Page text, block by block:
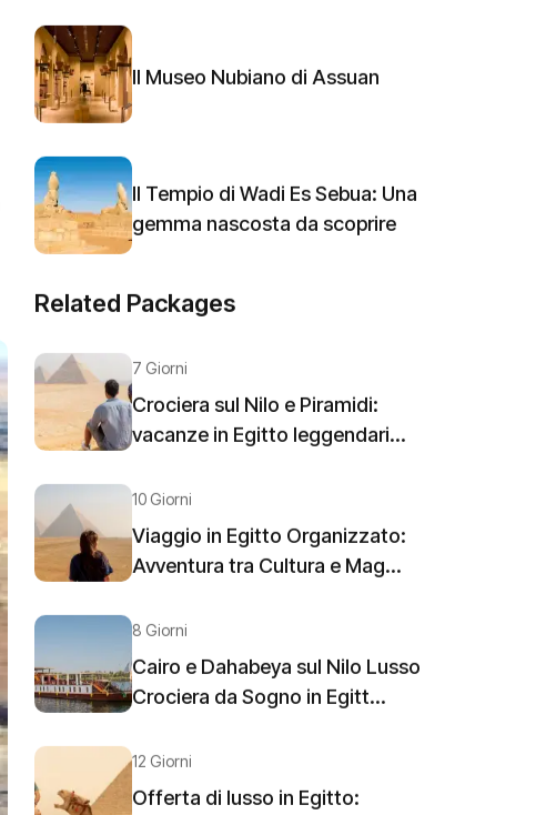
Il Museo Nubiano di Assuan
Il Tempio di Wadi Es Sebua: Una
gemma nascosta da scoprire
Related Packages
7 Giorni
Crociera sul Nilo e Piramidi:
vacanze in Egitto leggendari...
10 Giorni
Viaggio in Egitto Organizzato:
Avventura tra Cultura e Mag...
8 Giorni
Cairo e Dahabeya sul Nilo Lusso
Crociera da Sogno in Egitt...
12 Giorni
Offerta di lusso in Egitto: